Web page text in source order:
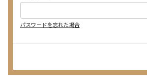
パスワードを忘れた場合